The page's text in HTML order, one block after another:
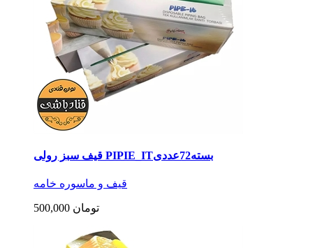
قیف سبز رولی PIPIE_ITبسته72عددی
قیف و ماسوره خامه
500,000 تومان